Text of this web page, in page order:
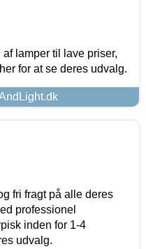
lamper til lave priser,
for at se deres udvalg.
fri fragt på alle deres
professionel
inden for 1-4
udvalg.